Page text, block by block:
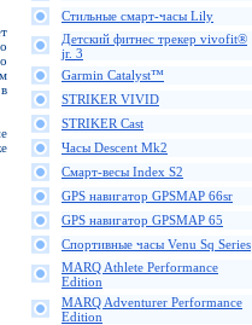
Стильные смарт-часы Lily
Детский фитнес трекер vivofit®
jr. 3
Garmin Catalyst™
STRIKER VIVID
STRIKER Cast
Часы Descent Mk2
Смарт-весы Index S2
GPS навигатор GPSMAP 66sr
GPS навигатор GPSMAP 65
Спортивные часы Venu Sq Series
MARQ Athlete Performance
Edition
MARQ Adventurer Performance
Edition